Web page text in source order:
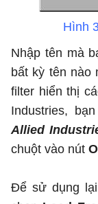
Hình
Nhập tên mà
bất kỳ tên nào
filter hiển thị
Industries,
Allied
chuột vào nút
Để sử dụng